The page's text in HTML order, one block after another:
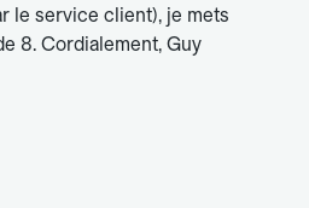
le service client), je mets
8. Cordialement, Guy